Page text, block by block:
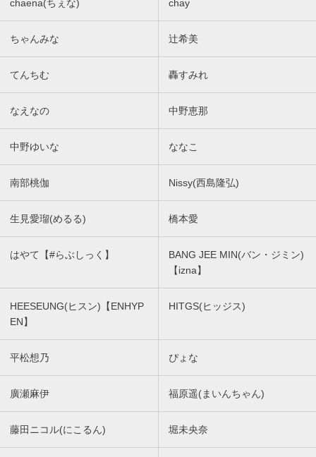
chaena(ちぇな) chay
ちゃんみな 辻希美
てんちむ 轟すみれ
なえなの 中野恵那
中野ゆいな ななこ
南部桃伽 Nissy(西島隆弘)
生見愛瑠(めるる) 橋本愛
はやて【#らぶしっく】
BANG JEE MIN(バン・ジミン)
【izna】
HEESEUNG(ヒスン)【ENHYP
EN】
HITGS(ヒッジス)
平松想乃 ぴょな
廣瀬麻伊 福原遥(まいんちゃん)
藤田ニコル(にこるん) 堀未央奈